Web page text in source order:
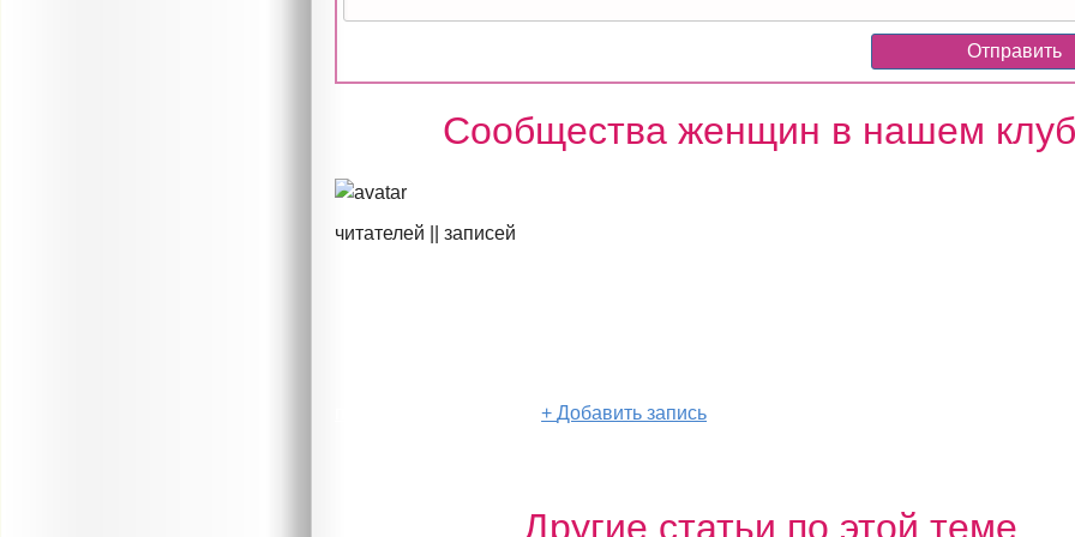
Сообщества женщин в нашем
читателей ||записей
перейти в сообщество+Добавить запись
Другие статьи по этой теме